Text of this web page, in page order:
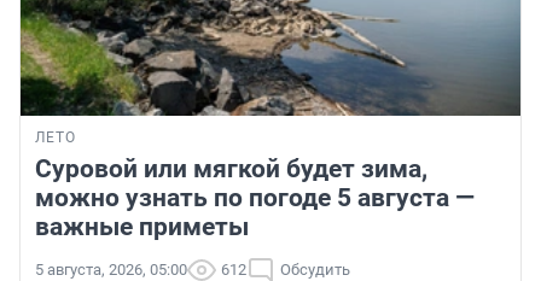
ЛЕТО
Суровой или мягкой будет зима,
можно узнать по погоде 5 августа —
важные приметы
5 августа, 2026, 05:00 612 Обсудить